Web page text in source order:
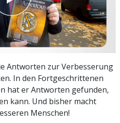
Antworten zur Verbesserung
In den Fortgeschrittenen
hat er Antworten gefunden,
kann. Und bisher macht
Menschen!